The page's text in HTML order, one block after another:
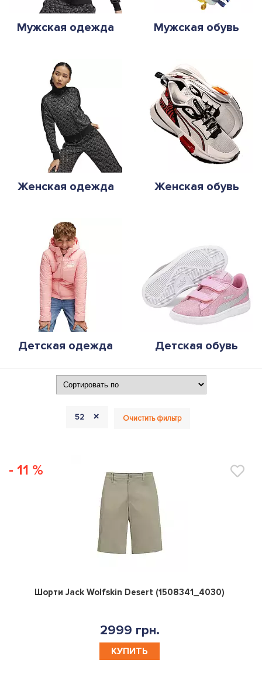
Мужская одежда Мужская обувь
Женская одежда Женская обувь
Детская одежда Детская обувь
52 + Очистить фильтр
- 11 %
0
Шорти Jack Wolfskin Desert (1508341_4030)
2999 грн.
КУПИТЬ